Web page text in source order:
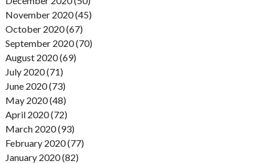
November 2020 (45)
October 2020 (67)
September 2020 (70)
August 2020 (69)
July 2020 (71)
June 2020 (73)
May 2020 (48)
April 2020 (72)
March 2020 (93)
February 2020 (77)
January 2020 (82)